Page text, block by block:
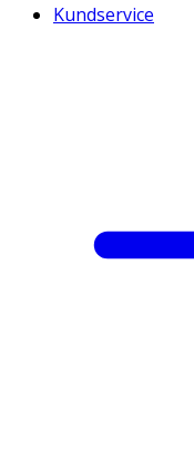
Kundservice